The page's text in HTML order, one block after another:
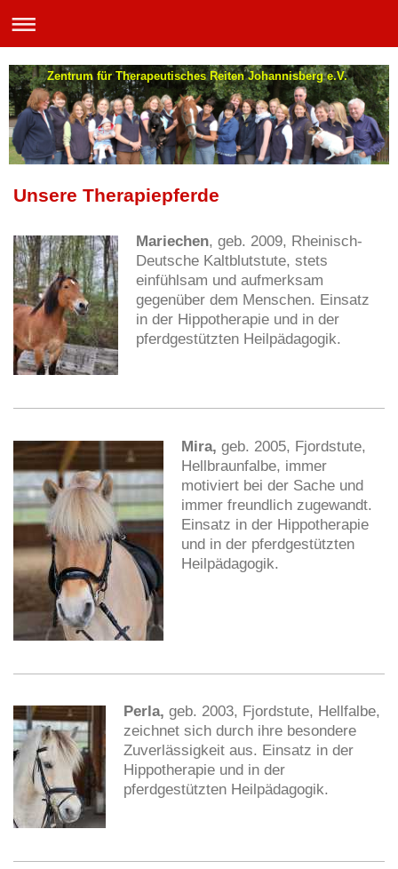
Zentrum für Therapeutisches Reiten Johannisberg e.V.
Unsere Therapiepferde
Mariechen, geb. 2009, Rheinisch-
Deutsche Kaltblutstute, stets
einfühlsam und aufmerksam
gegenüber dem Menschen. Einsatz
in der Hippotherapie und in der
pferdgestützten Heilpädagogik.
Mira, geb. 2005, Fjordstute,
Hellbraunfalbe, immer
motiviert bei der Sache und
immer freundlich zugewandt.
Einsatz in der Hippotherapie
und in der pferdgestützten
Heilpädagogik.
Perla, geb. 2003, Fjordstute, Hellfalbe,
zeichnet sich durch ihre besondere
Zuverlässigkeit aus. Einsatz in der
Hippotherapie und in der
pferdgestützten Heilpädagogik.